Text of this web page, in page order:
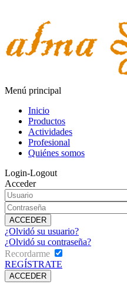
Menú principal
Inicio
Productos
Actividades
Profesional
Quiénes somos
Login-Logout
Acceder
¿Olvidó su usuario?
¿Olvidó su contraseña?
Recordarme
REGÍSTRATE